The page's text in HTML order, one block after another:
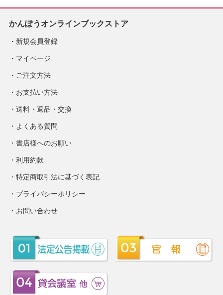
かんぽうオンラインブックストア
新規会員登録
マイページ
ご注文方法
お支払い方法
送料・返品・交換
よくある質問
書店様へのお願い
利用約款
特定商取引法に基づく表記
プライバシーポリシー
お問い合わせ